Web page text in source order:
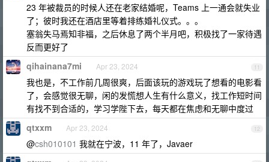
23 年被裁员的时候人还在老家结婚呢，Teams 上一通会就失业
了；彼时我还在酒店里等着排练婚礼仪式。。。
塞翁失马焉知非福，之后休息了两个半月吧，积极找了一家待遇
反而更好了
11
qihainana7mi Apr 23, 2024
我也是，不工作前几周很爽，后面该玩的游戏玩了想看的电影看
了，会感觉很无聊，闲的发慌想人生有什么意义，找工作短时间
有找不到合适的，学习学陛下去，每天都在焦虑和无聊中度过
12
qtxxm Apr 23, 2024
@csh010101 我就在宁波，11 年了，Javaer